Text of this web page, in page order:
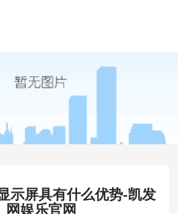
示屏具有什么优势-凯发
网娱乐官网